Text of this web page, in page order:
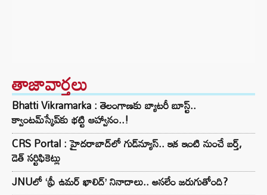
తాజావార్తలు
Bhatti Vikramarka : తెలంగాణకు బ్యాటరీ బూస్ట్..
క్వాంటమ్‌స్కేప్‌కు భట్టి ఆహ్వానం..!
CRS Portal : హైదరాబాద్‌లో గుడ్‌న్యూస్.. ఇక ఇంటి నుంచే బర్త్,
డెత్ సర్టిఫికెట్లు
JNUలో ‘ఫ్రీ ఉమర్ ఖాలిద్’ నినాదాలు.. అసలేం జరుగుతోంది?